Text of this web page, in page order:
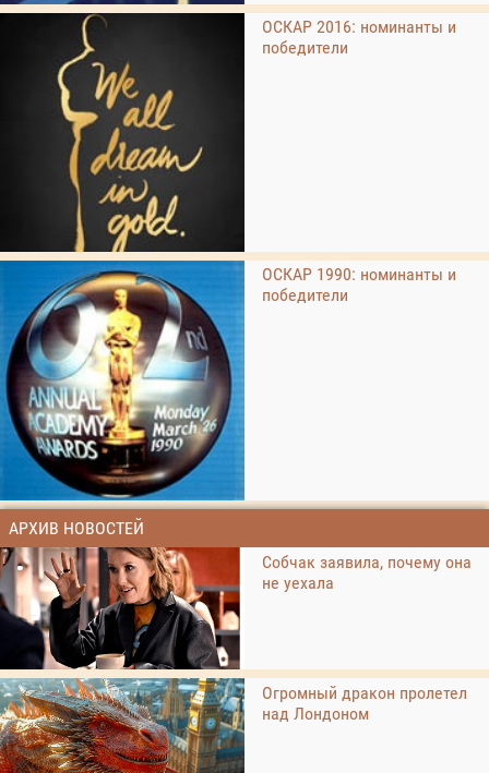
ОСКАР 2016: номинанты и
победители
ОСКАР 1990: номинанты и
победители
АРХИВ НОВОСТЕЙ
Собчак заявила, почему она
не уехала
Огромный дракон пролетел
над Лондоном